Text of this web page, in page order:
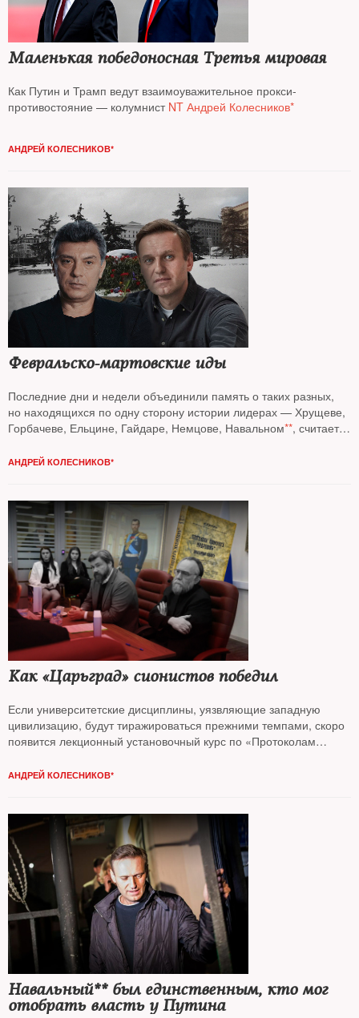
Маленькая победоносная Третья мировая
Как Путин и Трамп ведут взаимоуважительное прокси-
противостояние — колумнистNT Андрей Колесников*
АНДРЕЙ КОЛЕСНИКОВ*
Февральско-мартовские иды
Последние дни и недели объединили память о таких разных,
но находящихся по одну сторону истории лидерах — Хрущеве,
Горбачеве, Ельцине, Гайдаре, Немцове, Навальном**, считает
АНДРЕЙ КОЛЕСНИКОВ*
Как «Царьград» сионистов победил
Если университетские дисциплины, уязвляющие западную
цивилизацию, будут тиражироваться прежними темпами, скоро
появится лекционный установочный курс по «Протоколам
АНДРЕЙ КОЛЕСНИКОВ*
Навальный** был единственным, кто мог
отобрать власть у Путина